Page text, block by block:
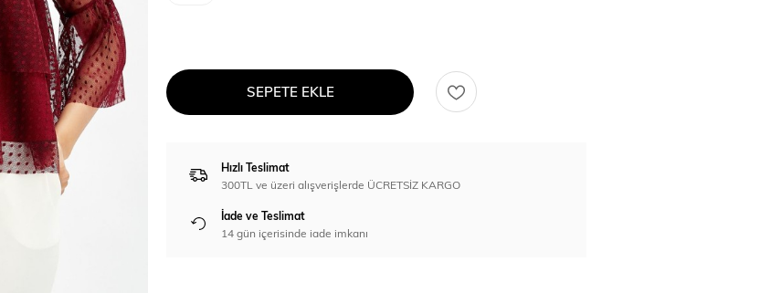
SEPETE EKLE
Hızlı Teslimat
300TL ve üzeri alışverişlerde ÜCRETSİZ KARGO
İade ve Teslimat
14 gün içerisinde iade imkanı